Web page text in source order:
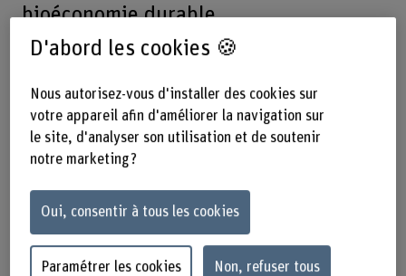
bioéconomie durable.
l’échelle pilote. Notre objectif est d’accompagner nos
partenaires dans le développement et la mise en œuvre
d’innovations en utilisant des substances issues du bois,
de l’écorce et d’autres matières premières végétales.
D'abord les cookies 🍪
Nous autorisez-vous d'installer des cookies sur
votre appareil afin d'améliorer la navigation sur
le site, d'analyser son utilisation et de soutenir
notre marketing ?
Oui, consentir à tous les cookies
Paramétrer les cookies Non, refuser tous